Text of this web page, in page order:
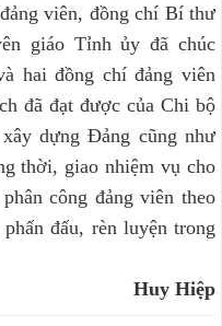
viên, đồng chí Bí thư
giáo Tỉnh ủy đã chúc
hai đồng chí đảng viên
đã đạt được của Chi bộ
dựng Đảng cũng như
thời, giao nhiệm vụ cho
công đảng viên theo
đấu, rèn luyện trong
Huy Hiệp